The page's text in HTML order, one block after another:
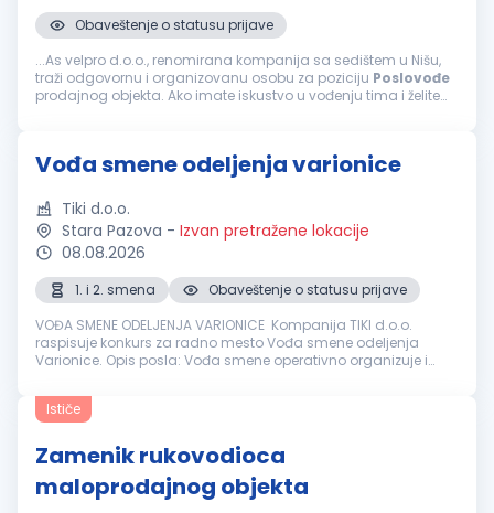
Obaveštenje o statusu prijave
...As velpro d.o.o., renomirana kompanija sa sedištem u Nišu,
traži odgovornu i organizovanu osobu za poziciju Poslovođe
prodajnog objekta. Ako imate iskustvo u vođenju tima i želite
Vođa smene odeljenja varionice
Tiki d.o.o.
Stara Pazova - Izvan pretražene lokacije
08.08.2026
1. i 2. smena
Obaveštenje o statusu prijave
VOĐA SMENE ODELJENJA VARIONICE Kompanija TIKI d.o.o.
raspisuje konkurs za radno mesto Vođa smene odeljenja
Varionice. Opis posla: Vođa smene operativno organizuje i
procesa u skladu sa planom proiz...
Ističe
Zamenik rukovodioca
maloprodajnog objekta